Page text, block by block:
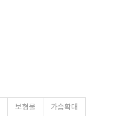
보형물 가슴확대